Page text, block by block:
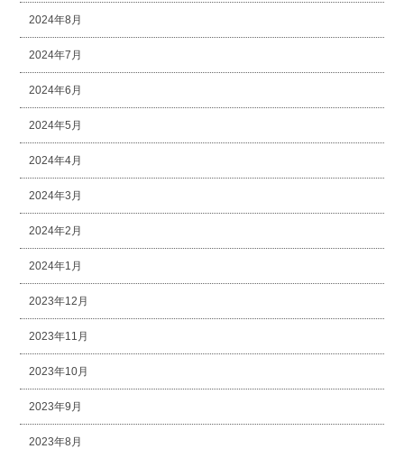
2024年8月
2024年7月
2024年6月
2024年5月
2024年4月
2024年3月
2024年2月
2024年1月
2023年12月
2023年11月
2023年10月
2023年9月
2023年8月